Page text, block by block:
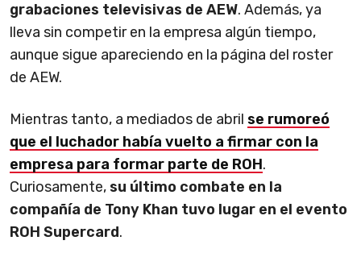
grabaciones televisivas de AEW. Además, ya
lleva sin competir en la empresa algún tiempo,
aunque sigue apareciendo en la página del roster
de AEW.
Mientras tanto, a mediados de abril se rumoreó
que el luchador había vuelto a firmar con la
empresa para formar parte de ROH.
Curiosamente,su último combate en la
compañía de Tony Khan tuvo lugar en el evento
ROH Supercard.